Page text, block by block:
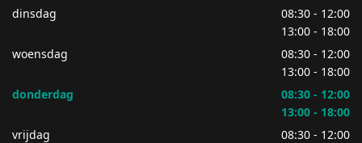
dinsdag
08:30 - 12:00
13:00 - 18:00
woensdag
08:30 - 12:00
13:00 - 18:00
donderdag
08:30 - 12:00
13:00 - 18:00
vrijdag
08:30 - 12:00